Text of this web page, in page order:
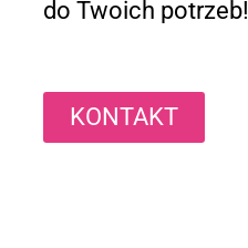
do Twoich potrzeb!
KONTAKT